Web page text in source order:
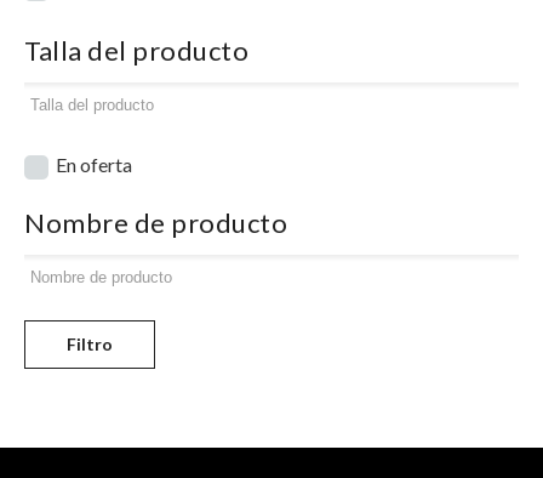
Talla del producto
En oferta
Nombre de producto
Filtro